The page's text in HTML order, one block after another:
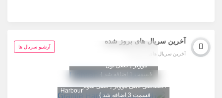
آخرین سریال های بروز شده
آخرین سریال های بروز شده
آرشیو سریال ها
موویز { فصل اول
قسمت 1 اضافه شد }
تگ تصویر عوض شد 1080
اختصاصی تاینی موویز { فصل سوم
قسمت 3 اضافه شد }
Granite
Harbour